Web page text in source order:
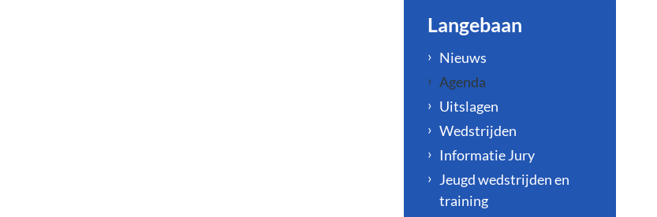
Langebaan
Nieuws
Agenda
Uitslagen
Wedstrijden
Informatie Jury
Jeugd wedstrijden en
training